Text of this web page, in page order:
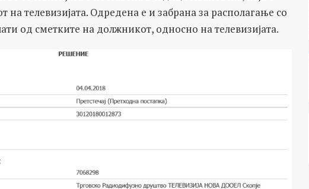
телевизијата. Одредена е и забрана за располагање со
од сметките на должникот, односно на телевизијата.